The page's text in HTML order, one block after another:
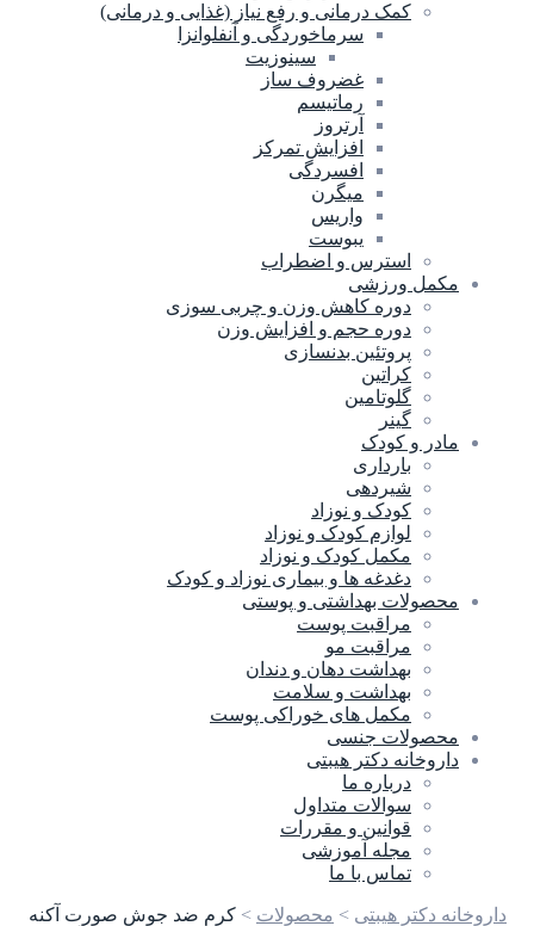
کمک درمانی و رفع نیاز (غذایی و درمانی)
سرماخوردگی و آنفلوانزا
سینوزیت
غضروف ساز
رماتیسم
آرتروز
افزایش تمرکز
افسردگی
میگرن
واریس
یبوست
استرس و اضطراب
مکمل ورزشی
دوره کاهش وزن و چربی سوزی
دوره حجم و افزایش وزن
پروتئین بدنسازی
کراتین
گلوتامین
گینر
مادر و کودک
بارداری
شیردهی
کودک و نوزاد
لوازم کودک و نوزاد
مکمل کودک و نوزاد
دغدغه ها و بیماری نوزاد و کودک
محصولات بهداشتی و پوستی
مراقبت پوست
مراقبت مو
بهداشت دهان و دندان
بهداشت و سلامت
مکمل های خوراکی پوست
محصولات جنسی
داروخانه دکتر هیبتی
درباره ما
سوالات متداول
قوانین و مقررات
مجله آموزشی
تماس با ما
داروخانه دکتر هیبتی > محصولات > کرم ضد جوش صورت آکنه